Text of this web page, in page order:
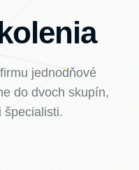
jednodňové
do dvoch skupín,
špecialisti.